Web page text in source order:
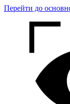
Перейти до